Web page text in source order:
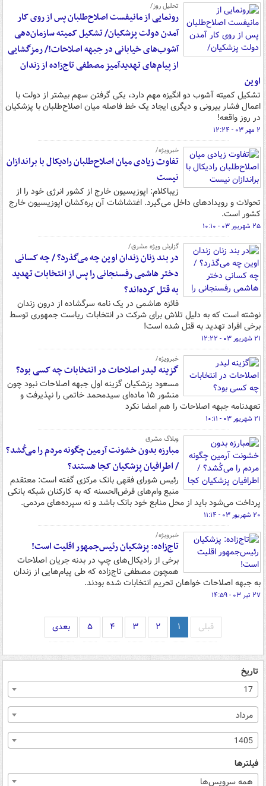
تحلیل روز/
رونمایی از مانیفست اصلاح‌طلبان پس از روی کار
آمدن دولت پزشکیان/ تشکیل کمیته سازمان‌دهی
آشوب‌های خیابانی در جبهه اصلاحات!/ رمزگشایی
از پیام‌های تهدیدآمیز مصطفی تاج‌زاده از زندان
اوین
تشکیل کمیته آشوب دو انگیزه مهم دارد، یکی گرفتن سهم بیشتر از دولت با
اعمال فشار بیرونی و دیگری ایجاد یک خط فاصله میان اصلاح‌طلبان با پزشکیان
در روز واقعه!
۲ مهر ۰۳ - ۱۲:۲۴
خبرویژه/
تفاوت زیادی میان اصلاح‌طلبان رادیکال با براندازان
نیست
زیباکلام: اپوزیسیون خارج از کشور انرژی خود را از
تحولات و رویدادهای داخل می‌گیرد. اغتشاشات آن بره‌کشان اپوزیسیون خارج
کشور است.
۲۵ شهریور ۰۳ - ۱۰:۱۰
گزارش ویژه مشرق/
در بند زنان زندان اوین چه می‌گذرد؟ / چه کسانی
دختر هاشمی رفسنجانی را پس از انتخابات تهدید
به قتل کرده‌اند؟
فائزه هاشمی در یک نامه سرگشاده از درون زندان
نوشته است که به دلیل تلاش برای شرکت در انتخابات ریاست جمهوری توسط
برخی افراد تهدید به قتل شده است!
۲۱ شهریور ۰۳ - ۱۲:۲۲
خبرویژه/
گزینه لیدر اصلاحات در انتخابات چه کسی بود؟
مسعود پزشکیان گزینه اول جبهه اصلاحات نبود چون
منشور ۱۵ ماده‌ای سیدمحمد خاتمی را نپذیرفت و
تعهدنامه جبهه اصلاحات را هم امضا نکرد
۲۱ شهریور ۰۳ - ۱۰:۱۱
وبلاگ مشرق
مبارزه بدون خشونت آرمین چگونه مردم را می‌کُشد؟
/ اطرافیان پزشکیان کجا هستند؟
رئیس شورای فقهی بانک مرکزی گفته است: معتقدم
منبع وام‌های قرض‌الحسنه که به کارکنان شبکه بانکی
پرداخت می‌شود باید از محل منابع خود بانک باشد و نه سپرده‌های مردمی.
۲۰ شهریور ۰۳ - ۱۱:۱۴
خبرویژه/
تاج‌زاده: پزشکیان رئیس‌جمهور اقلیت است!
برخی از رادیکال‌های چپ در بدنه جریان اصلاحات
همچون مصطفی تاج‌زاده که طی پیام‌هایی از زندان
به جبهه اصلاحات خواهان تحریم انتخابات شده بودند.
۲۷ تیر ۰۳ - ۱۴:۵۹
قبلی ۱ ۲ ۳ ۴ ۵ بعدی
تاریخ
17
مرداد
1405
فیلترها
همه سرویس‌ها